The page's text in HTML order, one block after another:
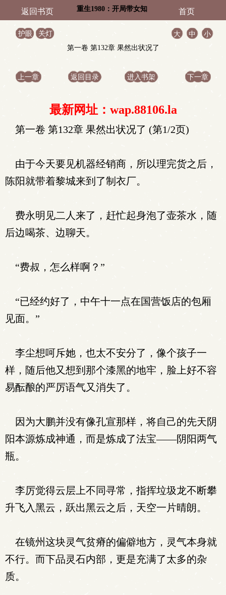
返回书页 重生1980：开局带女知 首页
护眼 关灯 大 中
小
第一卷 第132章 果然出状况了
上一章 返回目录 进入书架 下一章
最新网址：wap.88106.la
第一卷 第132章 果然出状况了 (第1/2页)
由于今天要见机器经销商，所以理完货之后，
陈阳就带着黎城来到了制衣厂。
费永明见二人来了，赶忙起身泡了壶茶水，随
后边喝茶、边聊天。
“费叔，怎么样啊？”
“已经约好了，中午十一点在国营饭店的包厢
见面。”
李尘想呵斥她，也太不安分了，像个孩子一
样，随后他又想到那个漆黑的地牢，脸上好不容
易酝酿的严厉语气又消失了。
因为大鹏并没有像孔宣那样，将自己的先天阴
阳本源炼成神通，而是炼成了法宝——阴阳两气
瓶。
李厉觉得云层上不同寻常，指挥垃圾龙不断攀
升飞入黑云，跃出黑云之后，天空一片晴朗。
在镜州这块灵气贫瘠的偏僻地方，灵气本身就
不行。而下品灵石内部，更是充满了太多的杂
质。